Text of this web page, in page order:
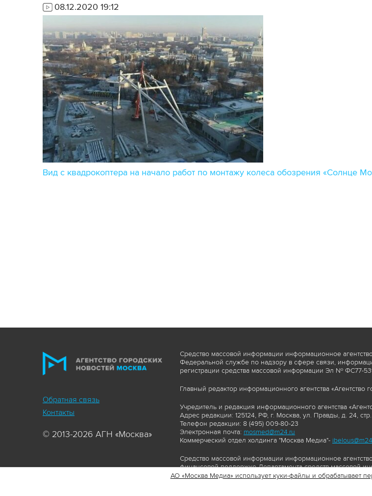
08.12.2020 19:12
Вид с квадрокоптера на начало работ по монтажу колеса обозрения «Солнце
Обратная связь
Контакты
© 2013-2026 АГН «Москва»
Средство массовой информации информационное
Федеральной службе по надзору в сфере связи,
регистрации средства массовой информации Эл № ФС77-
Главный редактор информационного агентства «Агентство
Учредитель и редакция информационного агентства
Адрес редакции: 125124, РФ, г. Москва, ул. Правды, д. 24,
Телефон редакции: 8 (495) 009-80-23
Электронная почта: mosmed@m24.ru
Коммерческий отдел холдинга "Москва Медиа"-
Средство массовой информации информационное
финансовой поддержке Департамента средств массовой
Сайт https://www.mskagency.ru содержит материалы,
АО «Москва Медиа» использует куки-файлы и обрабатывает